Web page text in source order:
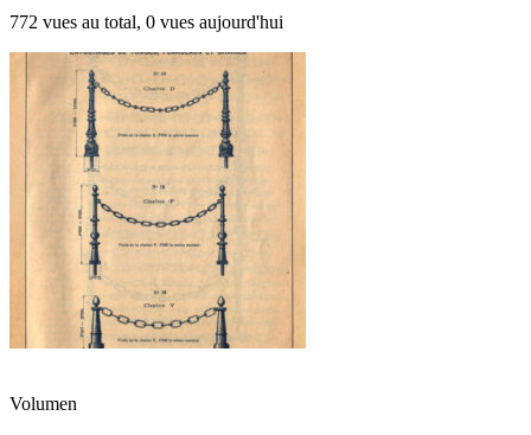
772 vues au total, 0 vues aujourd'hui
Volumen